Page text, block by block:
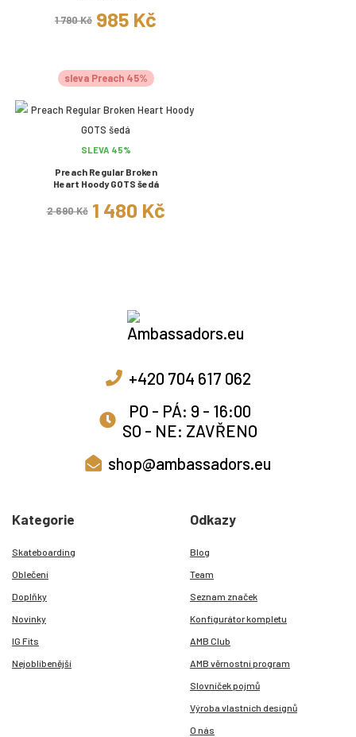
1 790 Kč 985 Kč
sleva Preach 45%
SLEVA 45%
Preach Regular Broken
Heart Hoody GOTS šedá
2 690 Kč 1 480 Kč
+420 704 617 062
PO - PÁ: 9 - 16:00
SO - NE: ZAVŘENO
shop@ambassadors.eu
Kategorie
Skateboarding
Oblečení
Doplňky
Novinky
IG Fits
Nejoblíbenější
Odkazy
Blog
Team
Seznam značek
Konfigurátor kompletu
AMB Club
AMB věrnostní program
Slovníček pojmů
Výroba vlastních designů
O nás